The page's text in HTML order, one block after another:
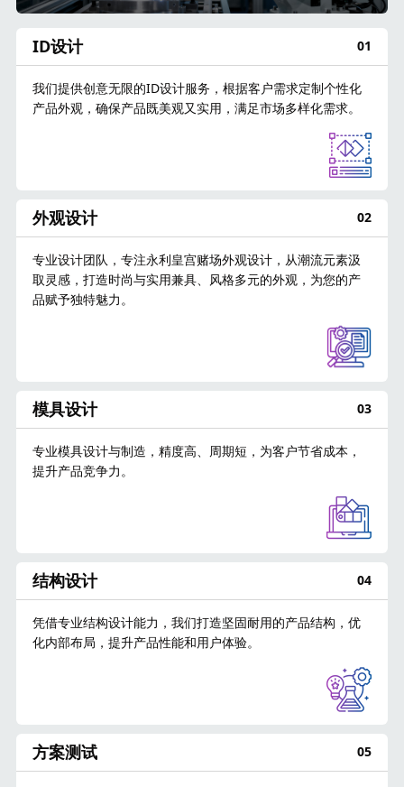
ID设计 01
我们提供创意无限的ID设计服务，根据客户需求定制个性化
产品外观，确保产品既美观又实用，满足市场多样化需求。
外观设计 02
专业设计团队，专注永利皇宫赌场外观设计，从潮流元素汲
取灵感，打造时尚与实用兼具、风格多元的外观，为您的产
品赋予独特魅力。
模具设计 03
专业模具设计与制造，精度高、周期短，为客户节省成本，
提升产品竞争力。
结构设计 04
凭借专业结构设计能力，我们打造坚固耐用的产品结构，优
化内部布局，提升产品性能和用户体验。
方案测试 05